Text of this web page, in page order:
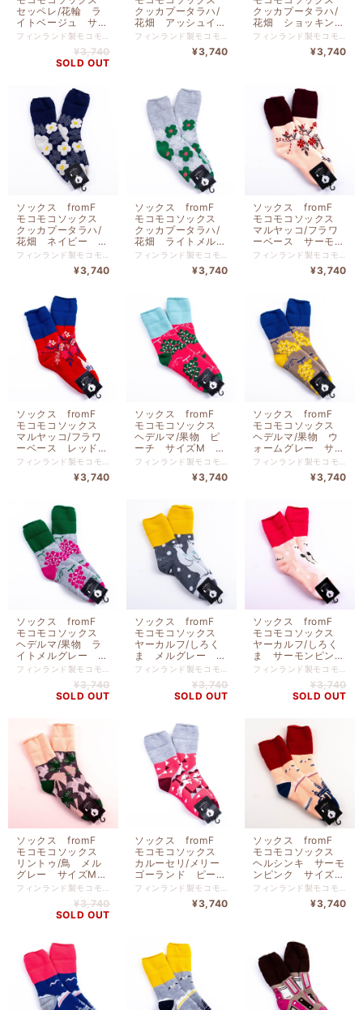
セッペレ/花輪 ラ
イトベージュ サイ
ズM ３６-３８
ｍ）TV100MLBE
¥3,740
SOLD OUT
クッカプータラハ/
花畑 アッシュイエ
ロー サイズM ３
ー２５ｃｍ）¥3,740
クッカプータラハ/
花畑 ショッキング
ピンク サイズM
５ー２５ｃｍ）¥3,740
ソックス fromF
モコモコソックス
クッカプータラハ/
花畑 ネイビー サ
イズM ３６-３８
ｍ）TV099MNV
¥3,740
ソックス fromF
モコモコソックス
クッカプータラハ/
花畑 ライトメルグ
レー サイズM ３
ー２５ｃｍ）¥3,740
ソックス fromF
モコモコソックス
マルヤッコ/フラワ
ーベース サーモン
ピンク サイズM
５ー２５ｃｍ）¥3,740
ソックス fromF
モコモコソックス
マルヤッコ/フラワ
ーベース レッド
サイズM ３６-３
８ （２２．５ー２
フィンランド製モコモコソックス 北欧フィンランド生まれモコモコソックス。寒さの厳しいフィンランドの人たちに愛用されている靴下。内側はつま先までもこもこの裏起毛で一度履いたらやみつきに。 （モコモコ3層構造）つま先までふわっふわの起毛が足をやさしく包みこみます。こだわりの３層構造が、あたたかな空気をキープしてあなたの足を冷えから徹底的に守ります！ （抗菌・消臭機能）ウールは保温性だけじゃなく、天然の抗菌・消臭機能もあります。汗をほど良く吸湿し余分な水分を逃す素材を厳選しました！ （つかい勝手バツグン）しめつけのないゆったりソフトな設計、しっかりした厚手織りは丈夫で重ねばきいらず。洗濯後も乾きやすく、どんどん寒くなるこれからの季節重宝します！ ウール ２０％ アクリル ５０％ ナイロン ３０％ サイズ ２２．５ｃｍ 〜 ２５ｃｍ fromF（フロムエフ） 極寒のフィンランドメイドのソックスです。 吸汗・吸湿性の高い糸にもこだわった3重構造編み&職人の手作業仕上げで毎年数量限定生産ソックスです。 極寒の国、フィンランドメイドのもこもこソックスです。
¥3,740
ソックス fromF
モコモコソックス
ヘデルマ/果物 ピ
ーチ サイズM ３
６-３８ （２２．５
ー２５ｃｍ）
フィンランド製モコモコソックス 北欧フィンランド生まれモコモコソックス。寒さの厳しいフィンランドの人たちに愛用されている靴下。内側はつま先までもこもこの裏起毛で一度履いたらやみつきに。 （モコモコ3層構造）つま先までふわっふわの起毛が足をやさしく包みこみます。こだわりの３層構造が、あたたかな空気をキープしてあなたの足を冷えから徹底的に守ります！ （抗菌・消臭機能）ウールは保温性だけじゃなく、天然の抗菌・消臭機能もあります。汗をほど良く吸湿し余分な水分を逃す素材を厳選しました！ （つかい勝手バツグン）しめつけのないゆったりソフトな設計、しっかりした厚手織りは丈夫で重ねばきいらず。洗濯後も乾きやすく、どんどん寒くなるこれからの季節重宝します！ ウール ２０％ アクリル ５０％ ナイロン ３０％ サイズ ２２．５ｃｍ 〜 ２５ｃｍ fromF（フロムエフ） 極寒のフィンランドメイドのソックスです。 吸汗・吸湿性の高い糸にもこだわった3重構造編み&職人の手作業仕上げで毎年数量限定生産ソックスです。 極寒の国、フィンランドメイドのもこもこソックスです。
¥3,740
ソックス fromF
モコモコソックス
ヘデルマ/果物 ウ
ォームグレー サイ
ズM ３６-３８
（２２．５ー２５ｃ
ｍ）TV097MWGY
フィンランド製モコモコソックス 北欧フィンランド生まれモコモコソックス。寒さの厳しいフィンランドの人たちに愛用されている靴下。内側はつま先までもこもこの裏起毛で一度履いたらやみつきに。 （モコモコ3層構造）つま先までふわっふわの起毛が足をやさしく包みこみます。こだわりの３層構造が、あたたかな空気をキープしてあなたの足を冷えから徹底的に守ります！ （抗菌・消臭機能）ウールは保温性だけじゃなく、天然の抗菌・消臭機能もあります。汗をほど良く吸湿し余分な水分を逃す素材を厳選しました！ （つかい勝手バツグン）しめつけのないゆったりソフトな設計、しっかりした厚手織りは丈夫で重ねばきいらず。洗濯後も乾きやすく、どんどん寒くなるこれからの季節重宝します！ ウール ２０％ アクリル ５０％ ナイロン ３０％ サイズ ２２．５ｃｍ 〜 ２５ｃｍ fromF（フロムエフ） 極寒のフィンランドメイドのソックスです。 吸汗・吸湿性の高い糸にもこだわった3重構造編み&職人の手作業仕上げで毎年数量限定生産ソックスです。 極寒の国、フィンランドメイドのもこもこソックスです。
¥3,740
ソックス fromF
モコモコソックス
ヘデルマ/果物 ラ
イトメルグレー サ
イズM ３６-３８
（２２．５ー２５ｃ
ｍ）TV097MLMG
フィンランド製モコモコソックス 北欧フィンランド生まれモコモコソックス。寒さの厳しいフィンランドの人たちに愛用されている靴下。内側はつま先までもこもこの裏起毛で一度履いたらやみつきに。 （モコモコ3層構造）つま先までふわっふわの起毛が足をやさしく包みこみます。こだわりの３層構造が、あたたかな空気をキープしてあなたの足を冷えから徹底的に守ります！ （抗菌・消臭機能）ウールは保温性だけじゃなく、天然の抗菌・消臭機能もあります。汗をほど良く吸湿し余分な水分を逃す素材を厳選しました！ （つかい勝手バツグン）しめつけのないゆったりソフトな設計、しっかりした厚手織りは丈夫で重ねばきいらず。洗濯後も乾きやすく、どんどん寒くなるこれからの季節重宝します！ ウール ２０％ アクリル ５０％ ナイロン ３０％ サイズ ２２．５ｃｍ 〜 ２５ｃｍ fromF（フロムエフ） 極寒のフィンランドメイドのソックスです。 吸汗・吸湿性の高い糸にもこだわった3重構造編み&職人の手作業仕上げで毎年数量限定生産ソックスです。 極寒の国、フィンランドメイドのもこもこソックスです。
¥3,740
SOLD OUT
ソックス fromF
モコモコソックス
ヤーカルフ/しろく
ま メルグレー サ
イズM ３６-３８
（２２．５ー２５ｃ
ｍ）TV096MMGY
フィンランド製モコモコソックス 北欧フィンランド生まれモコモコソックス。寒さの厳しいフィンランドの人たちに愛用されている靴下。内側はつま先までもこもこの裏起毛で一度履いたらやみつきに。 （モコモコ3層構造）つま先までふわっふわの起毛が足をやさしく包みこみます。こだわりの３層構造が、あたたかな空気をキープしてあなたの足を冷えから徹底的に守ります！ （抗菌・消臭機能）ウールは保温性だけじゃなく、天然の抗菌・消臭機能もあります。汗をほど良く吸湿し余分な水分を逃す素材を厳選しました！ （つかい勝手バツグン）しめつけのないゆったりソフトな設計、しっかりした厚手織りは丈夫で重ねばきいらず。洗濯後も乾きやすく、どんどん寒くなるこれからの季節重宝します！ ウール ２０％ アクリル ５０％ ナイロン ３０％ サイズ ２２．５ｃｍ 〜 ２５ｃｍ fromF（フロムエフ） 極寒のフィンランドメイドのソックスです。 吸汗・吸湿性の高い糸にもこだわった3重構造編み&職人の手作業仕上げで毎年数量限定生産ソックスです。 極寒の国、フィンランドメイドのもこもこソックスです。
¥3,740
SOLD OUT
ソックス fromF
モコモコソックス
ヤーカルフ/しろく
ま サーモンピン
ク サイズM ３
６-３８ （２２．５
ー２５ｃｍ）
TV096MSPK
フィンランド製モコモコソックス 北欧フィンランド生まれモコモコソックス。寒さの厳しいフィンランドの人たちに愛用されている靴下。内側はつま先までもこもこの裏起毛で一度履いたらやみつきに。 （モコモコ3層構造）つま先までふわっふわの起毛が足をやさしく包みこみます。こだわりの３層構造が、あたたかな空気をキープしてあなたの足を冷えから徹底的に守ります！ （抗菌・消臭機能）ウールは保温性だけじゃなく、天然の抗菌・消臭機能もあります。汗をほど良く吸湿し余分な水分を逃す素材を厳選しました！ （つかい勝手バツグン）しめつけのないゆったりソフトな設計、しっかりした厚手織りは丈夫で重ねばきいらず。洗濯後も乾きやすく、どんどん寒くなるこれからの季節重宝します！ ウール ２０％ アクリル ５０％ ナイロン ３０％ サイズ ２２．５ｃｍ 〜 ２５ｃｍ fromF（フロムエフ） 極寒のフィンランドメイドのソックスです。 吸汗・吸湿性の高い糸にもこだわった3重構造編み&職人の手作業仕上げで毎年数量限定生産ソックスです。 極寒の国、フィンランドメイドのもこもこソックスです。
¥3,740
SOLD OUT
ソックス fromF
モコモコソックス
リントゥ/鳥 メル
グレー サイズM
３６-３８ （２２．
５ー２５ｃｍ）
TV095MMGY
フィンランド製モコモコソックス 北欧フィンランド生まれモコモコソックス。寒さの厳しいフィンランドの人たちに愛用されている靴下。内側はつま先までもこもこの裏起毛で一度履いたらやみつきに。 （モコモコ3層構造）つま先までふわっふわの起毛が足をやさしく包みこみます。こだわりの３層構造が、あたたかな空気をキープしてあなたの足を冷えから徹底的に守ります！ （抗菌・消臭機能）ウールは保温性だけじゃなく、天然の抗菌・消臭機能もあります。汗をほど良く吸湿し余分な水分を逃す素材を厳選しました！ （つかい勝手バツグン）しめつけのないゆったりソフトな設計、しっかりした厚手織りは丈夫で重ねばきいらず。洗濯後も乾きやすく、どんどん寒くなるこれからの季節重宝します！ ウール ２０％ アクリル ５０％ ナイロン ３０％ サイズ ２２．５ｃｍ 〜 ２５ｃｍ fromF（フロムエフ） 極寒のフィンランドメイドのソックスです。 吸汗・吸湿性の高い糸にもこだわった3重構造編み&職人の手作業仕上げで毎年数量限定生産ソックスです。 極寒の国、フィンランドメイドのもこもこソックスです。
¥3,740
SOLD OUT
ソックス fromF
モコモコソックス
カルーセリ/メリー
ゴーランド ピー
チ サイズM ３
６-３８ （２２．５
ー２５ｃｍ）
フィンランド製モコモコソックス 北欧フィンランド生まれモコモコソックス。寒さの厳しいフィンランドの人たちに愛用されている靴下。内側はつま先までもこもこの裏起毛で一度履いたらやみつきに。 （モコモコ3層構造）つま先までふわっふわの起毛が足をやさしく包みこみます。こだわりの３層構造が、あたたかな空気をキープしてあなたの足を冷えから徹底的に守ります！ （抗菌・消臭機能）ウールは保温性だけじゃなく、天然の抗菌・消臭機能もあります。汗をほど良く吸湿し余分な水分を逃す素材を厳選しました！ （つかい勝手バツグン）しめつけのないゆったりソフトな設計、しっかりした厚手織りは丈夫で重ねばきいらず。洗濯後も乾きやすく、どんどん寒くなるこれからの季節重宝します！ ウール ２０％ アクリル ５０％ ナイロン ３０％ サイズ ２２．５ｃｍ 〜 ２５ｃｍ fromF（フロムエフ） 極寒のフィンランドメイドのソックスです。 吸汗・吸湿性の高い糸にもこだわった3重構造編み&職人の手作業仕上げで毎年数量限定生産ソックスです。 極寒の国、フィンランドメイドのもこもこソックスです。
¥3,740
ソックス fromF
モコモコソックス
ヘルシンキ サーモ
ンピンク サイズ
M ３６-３８ （２
２．５ー２５ｃｍ）
TV093MSPK
フィンランド製モコモコソックス 北欧フィンランド生まれモコモコソックス。寒さの厳しいフィンランドの人たちに愛用されている靴下。内側はつま先までもこもこの裏起毛で一度履いたらやみつきに。 （モコモコ3層構造）つま先までふわっふわの起毛が足をやさしく包みこみます。こだわりの３層構造が、あたたかな空気をキープしてあなたの足を冷えから徹底的に守ります！ （抗菌・消臭機能）ウールは保温性だけじゃなく、天然の抗菌・消臭機能もあります。汗をほど良く吸湿し余分な水分を逃す素材を厳選しました！ （つかい勝手バツグン）しめつけのないゆったりソフトな設計、しっかりした厚手織りは丈夫で重ねばきいらず。洗濯後も乾きやすく、どんどん寒くなるこれからの季節重宝します！ ウール ２０％ アクリル ５０％ ナイロン ３０％ サイズ ２２．５ｃｍ 〜 ２５ｃｍ fromF（フロムエフ） 極寒のフィンランドメイドのソックスです。 吸汗・吸湿性の高い糸にもこだわった3重構造編み&職人の手作業仕上げで毎年数量限定生産ソックスです。 極寒の国、フィンランドメイドのもこもこソックスです。
¥3,740